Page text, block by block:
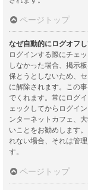
ページトップ
なぜ自動的にログオフ
ログインする際にチェ
しなかった場合、掲示
保とうとしないため、
に解除されます。この
でくれます。常にログ
ェックしてからログイ
ンターネットカフェ、
いことをお勧めします
れない場合、それは管
す。
ページトップ